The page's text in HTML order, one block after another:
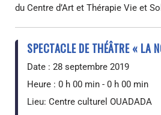
du Centre d’Art et Thérapie Vie et
SPECTACLE DE THÉÂTRE « LA
Date : 28 septembre 2019
Heure : 0 h 00 min - 0 h 00 min
Lieu: Centre culturel OUADADA